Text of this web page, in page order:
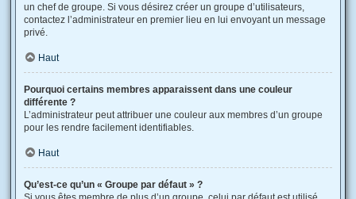
un chef de groupe. Si vous désirez créer un groupe d’utilisateurs,
contactez l’administrateur en premier lieu en lui envoyant un message
privé.
Haut
Pourquoi certains membres apparaissent dans une couleur
différente ?
L’administrateur peut attribuer une couleur aux membres d’un groupe
pour les rendre facilement identifiables.
Haut
Qu’est-ce qu’un « Groupe par défaut » ?